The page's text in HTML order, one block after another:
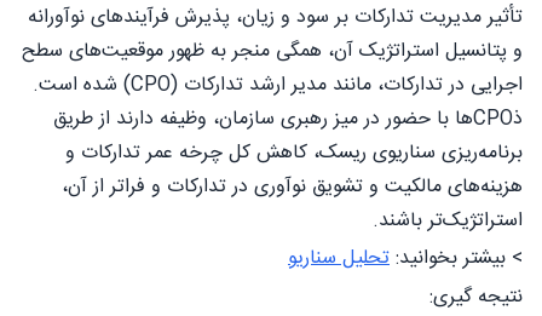
تأثیر مدیریت تدارکات بر سود و زیان، پذیرش فرآیندهای نوآورانه
و پتانسیل استراتژیک آن، همگی منجر به ظهور موقعیت‌های سطح
اجرایی در تدارکات، مانند مدیر ارشد تدارکات (CPO) شده است.
ذCPOها با حضور در میز رهبری سازمان، وظیفه دارند از طریق
برنامه‌ریزی سناریوی ریسک، کاهش کل چرخه عمر تدارکات و
هزینه‌های مالکیت و تشویق نوآوری در تدارکات و فراتر از آن،
استراتژیک‌تر باشند.
> بیشتر بخوانید:تحلیل سناریو
نتیجه گیری: